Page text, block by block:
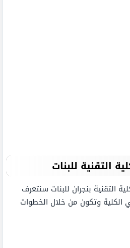
التقنية للبنات
التقنية بنجران للبنات سنتعرف
الكلية وتكون من خلال الخطوات